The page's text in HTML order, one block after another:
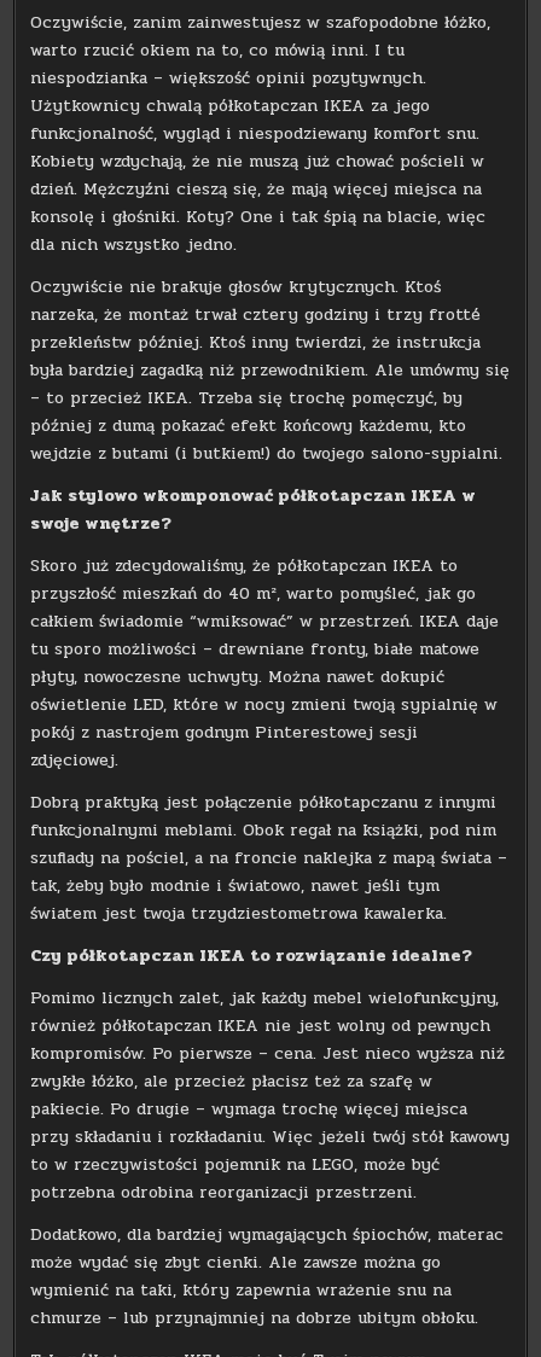
Oczywiście, zanim zainwestujesz w szafopodobne łóżko,
warto rzucić okiem na to, co mówią inni. I tu
niespodzianka – większość opinii pozytywnych.
Użytkownicy chwalą półkotapczan IKEA za jego
funkcjonalność, wygląd i niespodziewany komfort snu.
Kobiety wzdychają, że nie muszą już chować pościeli w
dzień. Mężczyźni cieszą się, że mają więcej miejsca na
konsolę i głośniki. Koty? One i tak śpią na blacie, więc
dla nich wszystko jedno.
Oczywiście nie brakuje głosów krytycznych. Ktoś
narzeka, że montaż trwał cztery godziny i trzy frotté
przekleństw później. Ktoś inny twierdzi, że instrukcja
była bardziej zagadką niż przewodnikiem. Ale umówmy się
– to przecież IKEA. Trzeba się trochę pomęczyć, by
później z dumą pokazać efekt końcowy każdemu, kto
wejdzie z butami (i butkiem!) do twojego salono-sypialni.
Jak stylowo wkomponować półkotapczan IKEA w
swoje wnętrze?
Skoro już zdecydowaliśmy, że półkotapczan IKEA to
przyszłość mieszkań do 40 m², warto pomyśleć, jak go
całkiem świadomie “wmiksować” w przestrzeń. IKEA daje
tu sporo możliwości – drewniane fronty, białe matowe
płyty, nowoczesne uchwyty. Można nawet dokupić
oświetlenie LED, które w nocy zmieni twoją sypialnię w
pokój z nastrojem godnym Pinterestowej sesji
zdjęciowej.
Dobrą praktyką jest połączenie półkotapczanu z innymi
funkcjonalnymi meblami. Obok regał na książki, pod nim
szuflady na pościel, a na froncie naklejka z mapą świata –
tak, żeby było modnie i światowo, nawet jeśli tym
światem jest twoja trzydziestometrowa kawalerka.
Czy półkotapczan IKEA to rozwiązanie idealne?
Pomimo licznych zalet, jak każdy mebel wielofunkcyjny,
również półkotapczan IKEA nie jest wolny od pewnych
kompromisów. Po pierwsze – cena. Jest nieco wyższa niż
zwykłe łóżko, ale przecież płacisz też za szafę w
pakiecie. Po drugie – wymaga trochę więcej miejsca
przy składaniu i rozkładaniu. Więc jeżeli twój stół kawowy
to w rzeczywistości pojemnik na LEGO, może być
potrzebna odrobina reorganizacji przestrzeni.
Dodatkowo, dla bardziej wymagających śpiochów, materac
może wydać się zbyt cienki. Ale zawsze można go
wymienić na taki, który zapewnia wrażenie snu na
chmurze – lub przynajmniej na dobrze ubitym obłoku.